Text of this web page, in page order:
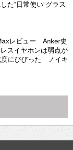
た“日常使い”グラス
レビュー Anker史
スイヤホンは弱点が
度にびびった ノイキ